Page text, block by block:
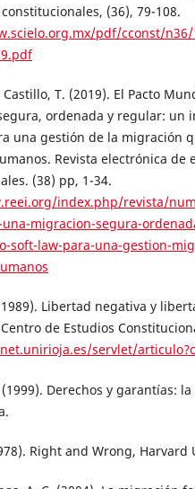
(36), 79-108.
pdf/cconst/n36/
Castillo, T. (2019). El Pacto
ordenada y regular: un
una gestión de la migración
Revista electrónica de
(38) pp, 1-34.
index.php/revista/
migracion-segura-
soft-law-para-una-gestion-
Libertad negativa y
de Estudios
servlet/
Derechos y garantías:
Right and Wrong, Harvard